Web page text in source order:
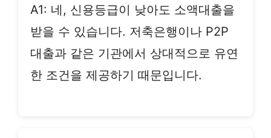
A1: 네, 신용등급이 낮아도 소액대출을
받을 수 있습니다. 저축은행이나 P2P
대출과 같은 기관에서 상대적으로 유연
한 조건을 제공하기 때문입니다.